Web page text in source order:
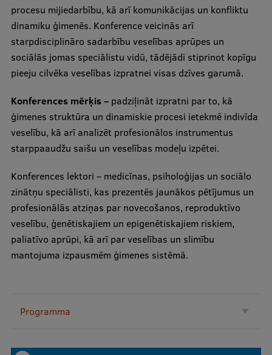
Fakultātes
Mūsu cilvēki
Stratēģija
Struktūra
Vēsture un tradīcijas
RSU fonds
Aula
Muzeji un ekspozīcijas
Ģerbonis
Projekti
Ilgtspējīga attīstība
procesu mijiedarbību, kā arī komunikācijas un konfliktu
dinamiku ģimenēs. Konference veicinās arī
starpdisciplināro sadarbību veselības aprūpes un
sociālās jomas speciālistu vidū, tādējādi stiprinot kopīgu
pieeju cilvēka veselības izpratnei visas dzīves garumā.
Konferences mērķis –padziļināt izpratni par to, kā
ģimenes struktūra un dinamiskie procesi ietekmē indivīda
veselību, kā arī analizēt profesionālos instrumentus
starppaaudžu saišu un veselības modeļu izpētei.
Konferences lektori – medicīnas, psiholoģijas un sociālo
zinātņu speciālisti, kas prezentēs jaunākos pētījumus un
profesionālās atziņas par novecošanos, reproduktīvo
veselību, ģenētiskajiem un epigenētiskajiem riskiem,
paliatīvo aprūpi, kā arī par veselības un slimību
mantojuma izpausmēm ģimenes sistēmā.
Programma